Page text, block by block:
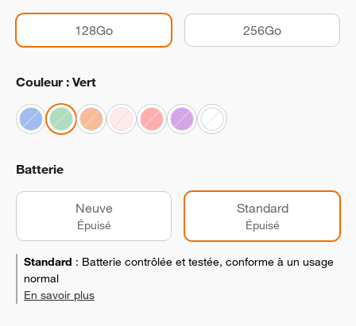
128Go 256Go
Couleur : Vert
Batterie
Neuve
Épuisé
Standard
Épuisé
Standard : Batterie contrôlée et testée, conforme à un usage
normal
En savoir plus